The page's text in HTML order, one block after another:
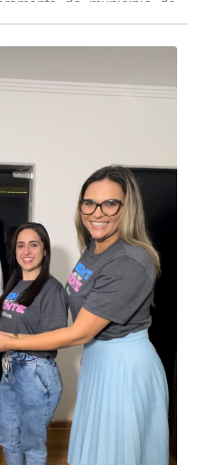
do município de
neste fim de semana,
com indícios de
a central de
a Guarda Civil Municipal,
foi comprovada,
instalado
de Presidente
com outros municípios
de veículos por
nesse caso
cidade do Estado do Rio
instaladas na sede e no
garantindo mais
ruas, no comércio, os
no rumo certo,
que contribuem para a
destaca o prefeito Dorlei